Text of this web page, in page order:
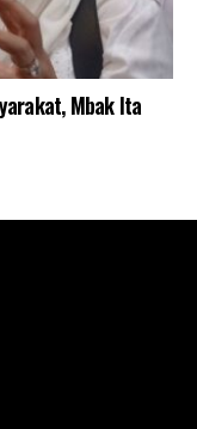
Mbak Ita